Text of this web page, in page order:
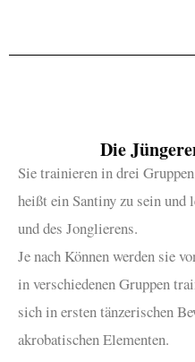
Die
Sie trainieren in drei
heißt ein Santiny zu sein
und des Jonglierens.
Je nach Können werden sie
in verschiedenen Gruppen
sich in ersten tänzerischen
akrobatischen Elementen.